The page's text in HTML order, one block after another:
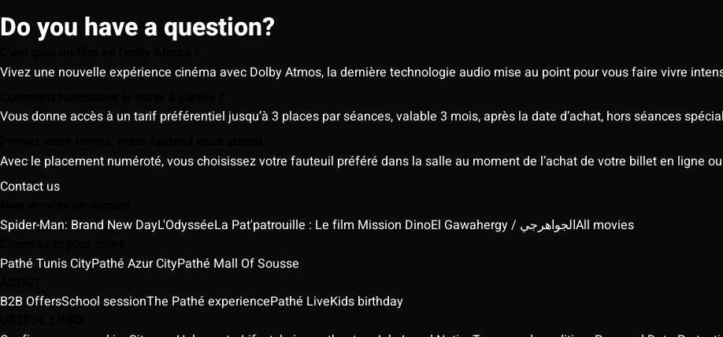
Do you have a question?
Vivez une nouvelle expérience cinéma avec Dolby Atmos, la dernière technologie audio mise au point pour vous faire vivre
Vous donne accès à un tarif préférentiel jusqu’à 3 places par séances, valable 3 mois, après la date d’achat, hors séances
Avec le placement numéroté, vous choisissez votre fauteuil préféré dans la salle au moment de l’achat de votre billet en ligne
Contact us
Spider-Man: Brand New DayL'OdysséeLa Pat'patrouille : Le film Mission Dino El Gawahergy / الجواهرجيAll movies
Pathé Tunis CityPathé Azur CityPathé Mall Of Sousse
B2B OffersSchool sessionThe Pathé experiencePathé LiveKids birthday